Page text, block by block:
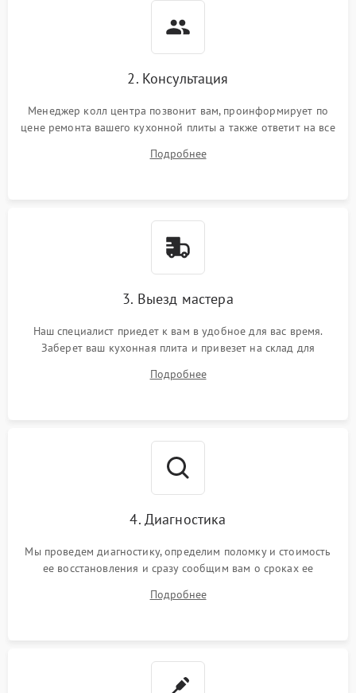
2. Консультация
Менеджер колл центра позвонит вам, проинформирует по
цене ремонта вашего кухонной плиты а также ответит на все
Подробнее
3. Выезд мастера
Наш специалист приедет к вам в удобное для вас время.
Заберет ваш кухонная плита и привезет на склад для
Подробнее
4. Диагностика
Мы проведем диагностику, определим поломку и стоимость
ее восстановления и сразу сообщим вам о сроках ее
Подробнее